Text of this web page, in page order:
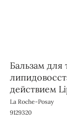
Бальзам для
действием
La Roche-Posay
9129320